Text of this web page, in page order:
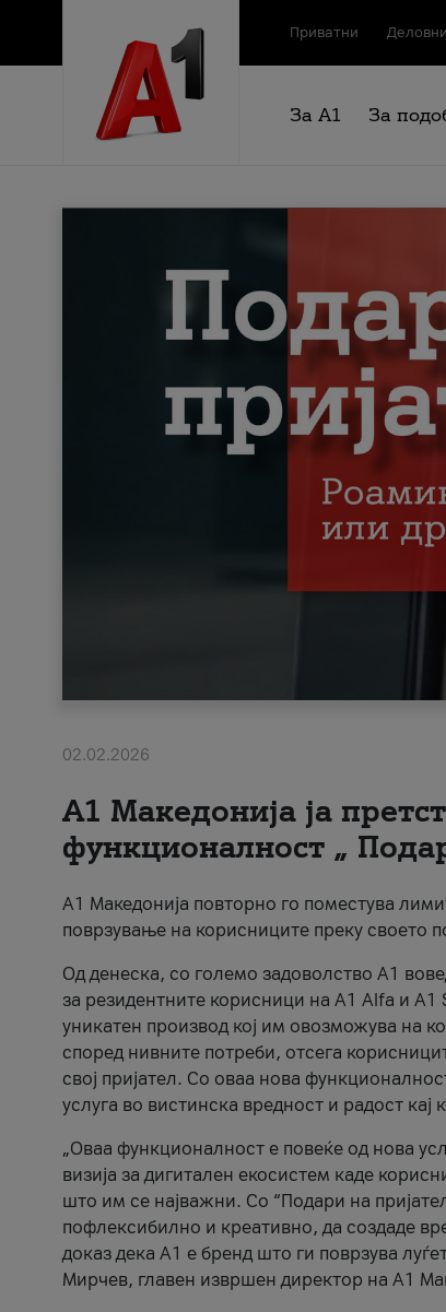
Приватни Деловни
За А1 За
02.02.2026
А1 Македонија ја
функционалност „
А1 Македонија повторно го поместува
поврзување на корисниците преку своето
Од денеска, со големо задоволство А1
за резидентните корисници на А1 Alfa и
уникатен производ кој им овозможува на
според нивните потреби, отсега
свој пријател. Со оваа нова
услуга во вистинска вредност и радост кај
„Оваа функционалност е повеќе од нова
визија за дигитален екосистем каде
што им се најважни. Со “Подари на
пофлексибилно и креативно, да создаде
доказ дека А1 е бренд што ги поврзува
Мирчев, главен извршен директор на А1